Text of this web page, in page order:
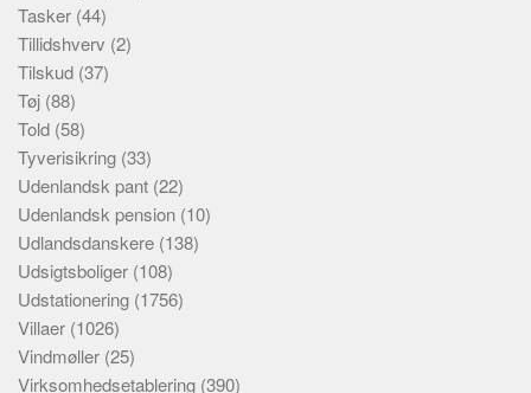
Tasker (44)
Tillidshverv (2)
Tilskud (37)
Tøj (88)
Told (58)
Tyverisikring (33)
Udenlandsk pant (22)
Udenlandsk pension (10)
Udlandsdanskere (138)
Udsigtsboliger (108)
Udstationering (1756)
Villaer (1026)
Vindmøller (25)
Virksomhedsetablering (390)